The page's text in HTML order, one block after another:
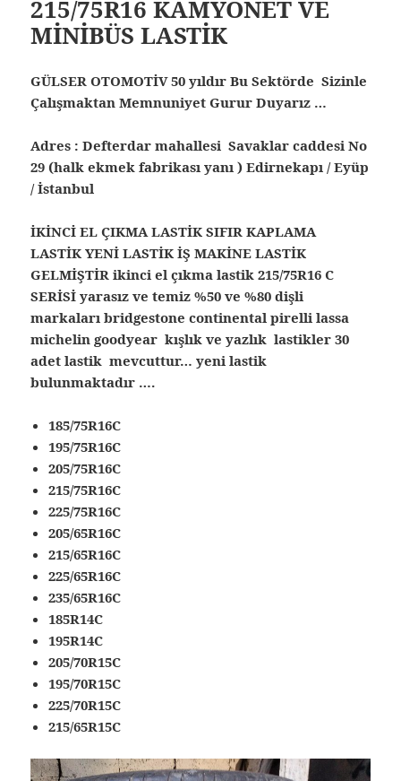
215/75R16 KAMYONET VE
MİNİBÜS LASTİK
GÜLSER OTOMOTİV 50 yıldır Bu Sektörde Sizinle
Çalışmaktan Memnuniyet Gurur Duyarız …
Adres : Defterdar mahallesi Savaklar caddesi No
29 (halk ekmek fabrikası yanı ) Edirnekapı / Eyüp
/ İstanbul
İKİNCİ EL ÇIKMA LASTİK SIFIR KAPLAMA
LASTİK YENİ LASTİK İŞ MAKİNE LASTİK
GELMİŞTİR ikinci el çıkma lastik215/75R16 C
SERİSİ yarasız ve temiz %50 ve %80 dişli
markaları bridgestone continental pirelli lassa
michelin goodyear kışlık ve yazlık lastikler 30
adet lastik mevcuttur… yeni lastik
bulunmaktadır ….
185/75R16C
195/75R16C
205/75R16C
215/75R16C
225/75R16C
205/65R16C
215/65R16C
225/65R16C
235/65R16C
185R14C
195R14C
205/70R15C
195/70R15C
225/70R15C
215/65R15C